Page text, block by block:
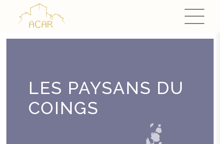
LES PAYSANS DU
COINGS